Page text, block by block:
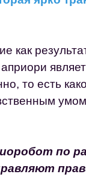
как
то есть
по